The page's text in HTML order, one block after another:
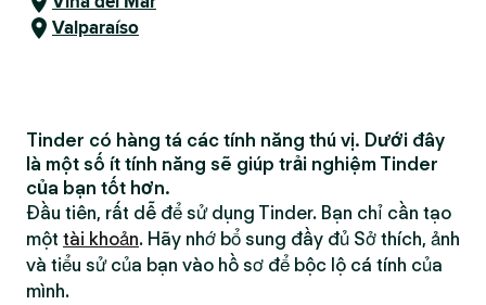
Valparaíso
Tinder có hàng tá các tính năng thú vị. Dưới đây
là một số ít tính năng sẽ giúp trải nghiệm Tinder
của bạn tốt hơn.
Đầu tiên, rất dễ để sử dụng Tinder. Bạn chỉ cần tạo
một tài khoản. Hãy nhớ bổ sung đầy đủ Sở thích, ảnh
và tiểu sử của bạn vào hồ sơ để bộc lộ cá tính của
mình.